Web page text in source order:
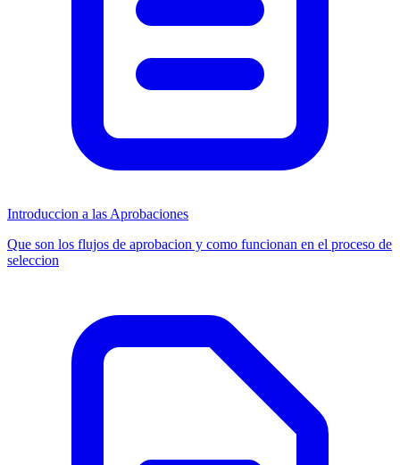
Introduccion a las Aprobaciones
Que son los flujos de aprobacion y como funcionan en el proceso de
seleccion